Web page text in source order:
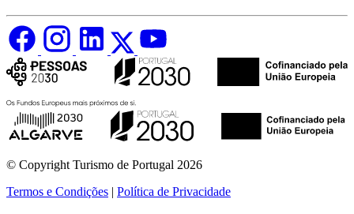
© Copyright Turismo de Portugal 2026
Termos e Condições | Política de Privacidade